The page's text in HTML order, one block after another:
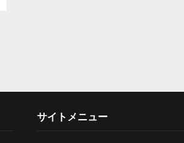
サイトメニュー